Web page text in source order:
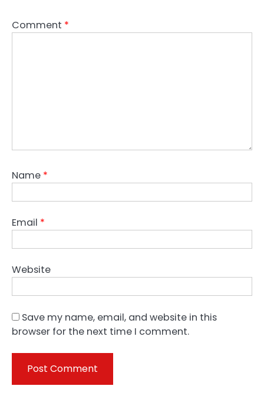
Comment *
Name *
Email *
Website
Save my name, email, and website in this
browser for the next time I comment.